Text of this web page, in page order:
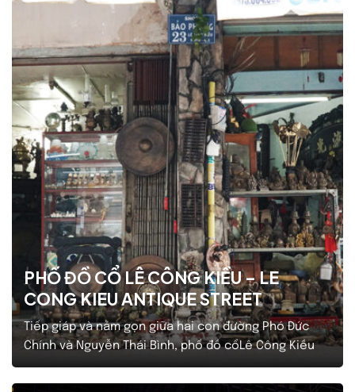
cho bức tranh đô thị với hơn 30 năm…
PHỐ ĐỒ CỔ LÊ CÔNG KIỀU – LE
CONG KIEU ANTIQUE STREET
Tiếp giáp và nằm gọn giữa hai con đường Phó Đức
Chính và Nguyễn Thái Bình, phố đồ cổLê Công Kiều
được hình thành từ rất lâu tại một con hẻm đặt tên
là đường Reims, phường 18 (sau này sáp nhập phường